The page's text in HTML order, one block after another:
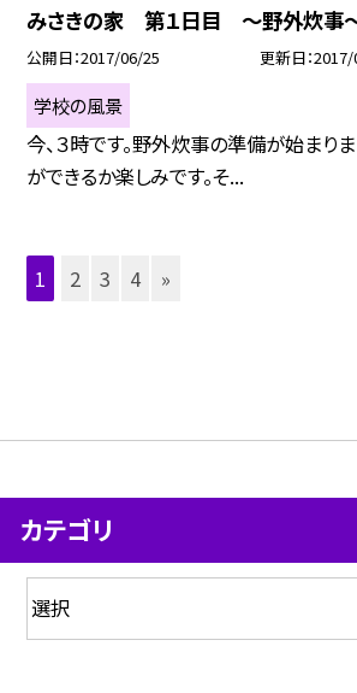
みさきの家 第１日目 〜野外炊事
公開日 2017/06/25 更新日
学校の風景
今、３時です。野外炊事の準備が始まり
ができるか楽しみです。そ...
1 2 3 4 »
カテゴリ